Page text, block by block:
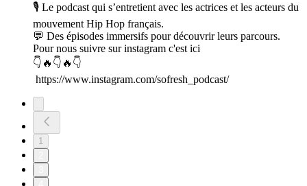
🎙️ Le podcast qui s’entretient avec les actrices et les acteurs du
mouvement Hip Hop français.
💬 Des épisodes immersifs pour découvrir leurs parcours.
Pour nous suivre sur instagram c'est ici
👇🔥👇🔥👇
https://www.instagram.com/sofresh_podcast/
1